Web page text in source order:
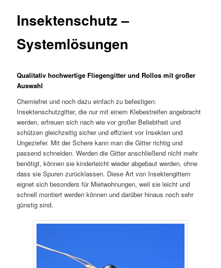
Insektenschutz –
Systemlösungen
Qualitativ hochwertige Fliegengitter und Rollos mit großer
Auswahl
Chemiefrei und noch dazu einfach zu befestigen:
Insektenschutzgitter, die nur mit einem Klebestreifen angebracht
werden, erfreuen sich nach wie vor großer Beliebtheit und
schützen gleichzeitig sicher und effizient vor Insekten und
Ungeziefer. Mit der Schere kann man die Gitter richtig und
passend schneiden. Werden die Gitter anschließend nicht mehr
benötigt, können sie kinderleicht wieder abgebaut werden, ohne
dass sie Spuren zurücklassen. Diese Art von Insektengittern
eignet sich besonders für Mietwohnungen, weil sie leicht und
schnell montiert werden können und darüber hinaus noch sehr
günstig sind.